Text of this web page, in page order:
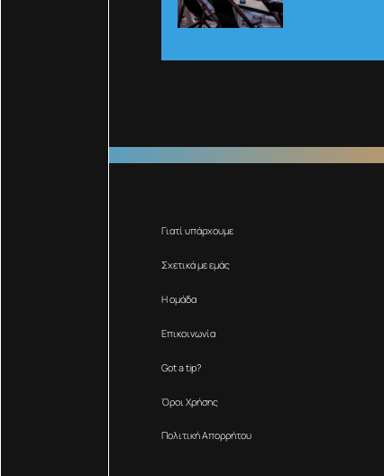
Γιατί υπάρχουμε
Σχετικά με εμάς
Η ομάδα
Επικοινωνία
Got a tip?
Όροι Χρήσης
Πολιτική Απορρήτου